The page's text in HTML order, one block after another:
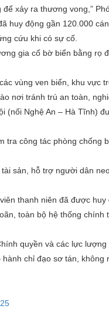
xảy ra thương vong,”
huy động gần 120.000
cứu khi có sự cố.
gia cố bờ biển bằng rọ
vùng ven biển, khu vực
nơi tránh trú an toàn,
(nối Nghệ An – Hà Tĩnh)
công tác phòng chống
sản, hỗ trợ người dân
thanh niên đã được
toàn bộ hệ thống
quyền và các lực
chỉ đạo sơ tán,